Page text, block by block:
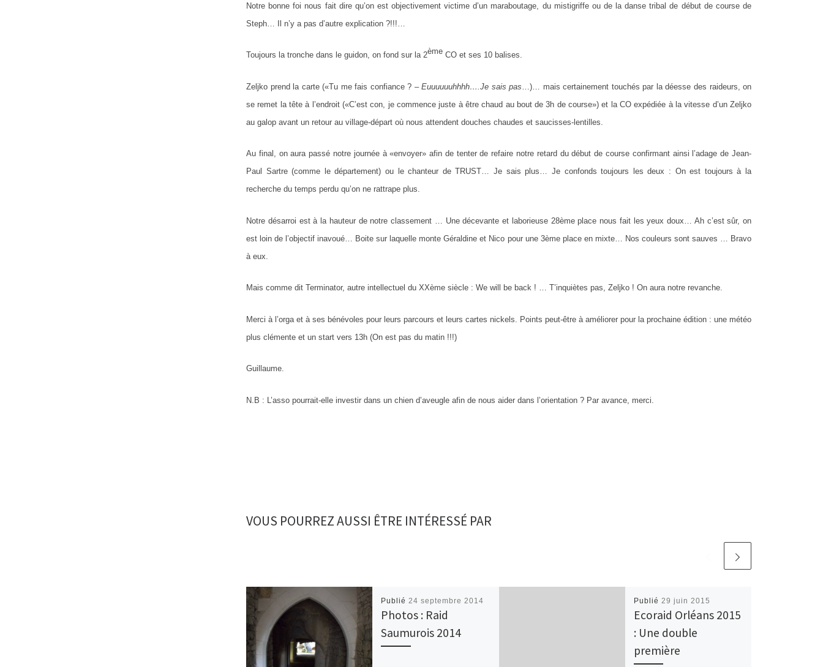
Notre bonne foi nous fait dire qu’on est objectivement victime d’un maraboutage, du mistigriffe ou de la danse tribal de début de course de
Steph… Il n’y a pas d’autre explication ?!!!…
Toujours la tronche dans le guidon, on fond sur la 2ème CO et ses 10 balises.
Zeljko prend la carte («Tu me fais confiance ? –Euuuuuuhhhh….Je sais pas …)… mais certainement touchés par la déesse des raideurs, on
se remet la tête à l’endroit («C’est con, je commence juste à être chaud au bout de 3h de course») et la CO expédiée à la vitesse d’un Zeljko
au galop avant un retour au village-départ où nous attendent douches chaudes et saucisses-lentilles.
Au final, on aura passé notre journée à «envoyer» afin de tenter de refaire notre retard du début de course confirmant ainsi l’adage de Jean-
Paul Sartre (comme le département) ou le chanteur de TRUST… Je sais plus… Je confonds toujours les deux : On est toujours à la
recherche du temps perdu qu’on ne rattrape plus.
Notre désarroi est à la hauteur de notre classement … Une décevante et laborieuse 28ème place nous fait les yeux doux… Ah c’est sûr, on
est loin de l’objectif inavoué… Boite sur laquelle monte Géraldine et Nico pour une 3ème place en mixte… Nos couleurs sont sauves … Bravo
à eux.
Mais comme dit Terminator, autre intellectuel du XXème siècle : We will be back ! … T’inquiètes pas, Zeljko ! On aura notre revanche.
Merci à l’orga et à ses bénévoles pour leurs parcours et leurs cartes nickels. Points peut-être à améliorer pour la prochaine édition : une météo
plus clémente et un start vers 13h (On est pas du matin !!!)
Guillaume.
N.B : L’asso pourrait-elle investir dans un chien d’aveugle afin de nous aider dans l’orientation ? Par avance, merci.
VOUS POURREZ AUSSI ÊTRE INTÉRESSÉ PAR
Publié 24 septembre 2014
Photos : Raid
Saumurois 2014
Publié 29 juin 2015
Ecoraid Orléans 2015
: Une double
première